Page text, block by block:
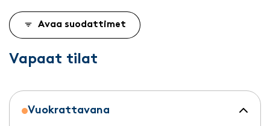
Avaa suodattimet
Vapaat tilat
Vuokrattavana